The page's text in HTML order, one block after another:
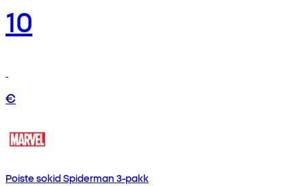
10
€
Poiste sokid Spiderman 3-pakk